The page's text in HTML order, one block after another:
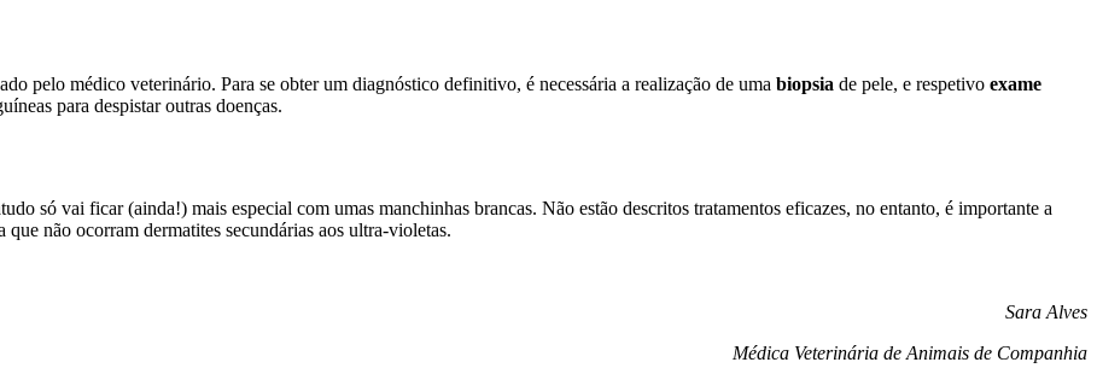
pelo médico veterinário. Para se obter um diagnóstico definitivo, é necessária a realização de uma biopsia de pele, e respetivo exame
para despistar outras doenças.
só vai ficar (ainda!) mais especial com umas manchinhas brancas. Não estão descritos tratamentos eficazes, no entanto, é importante a
que não ocorram dermatites secundárias aos ultra-violetas.
Sara Alves
Médica Veterinária de Animais de Companhia